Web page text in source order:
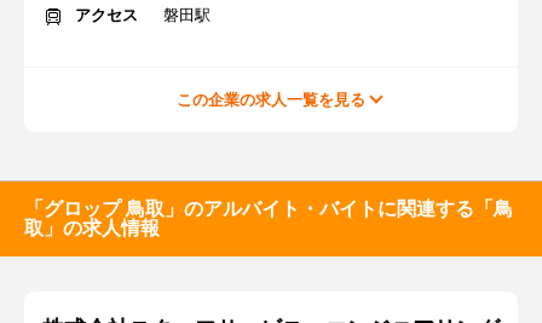
アクセス
磐田駅
この企業の求人一覧を見る
「グロップ 鳥取」のアルバイト・バイトに関連する「鳥
取」の求人情報